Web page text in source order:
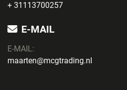
+ 31113700257
E-MAIL
E-MAIL:
maarten@mcgtrading.nl